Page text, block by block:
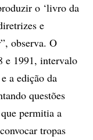
o ‘livro da
e
observa. O
e 1991, intervalo
a edição da
questões
permitia a
tropas